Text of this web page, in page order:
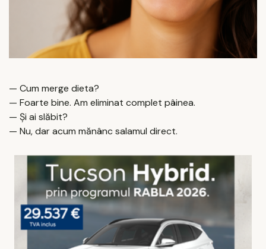
— Cum merge dieta?
— Foarte bine. Am eliminat complet pâinea.
— Și ai slăbit?
— Nu, dar acum mănânc salamul direct.